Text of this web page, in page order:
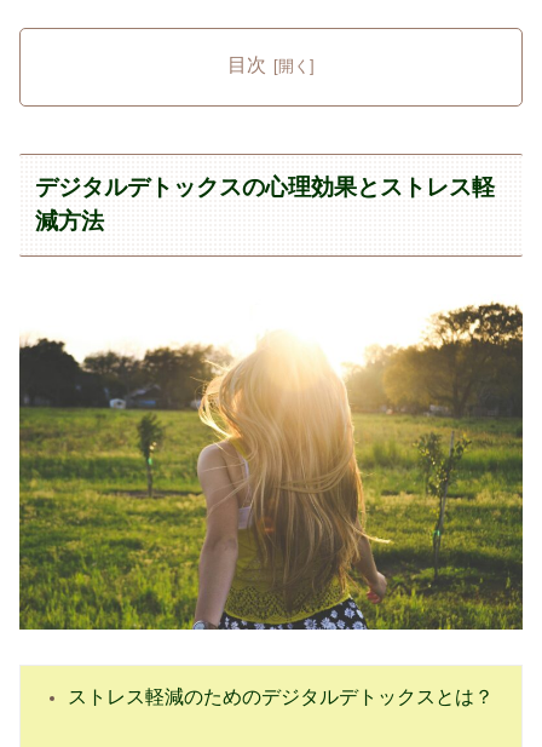
目次
デジタルデトックスの心理効果とストレス軽
減方法
ストレス軽減のためのデジタルデトックスとは？